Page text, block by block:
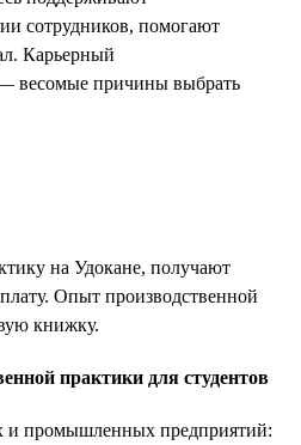
сотрудников, помогают
Карьерный
весомые причины выбрать
на Удокане, получают
Опыт производственной
книжку.
практики для студентов
и промышленных предприятий: